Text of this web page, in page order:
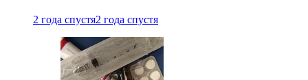
2 года спустя2 года спустя